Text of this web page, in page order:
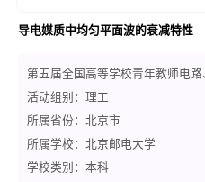
导电媒质中均匀平面波的衰减特性
第五届全国高等学校青年教师电路
竞赛
活动组别：理工
所属省份：北京市
所属学校：北京邮电大学
学校类别：本科